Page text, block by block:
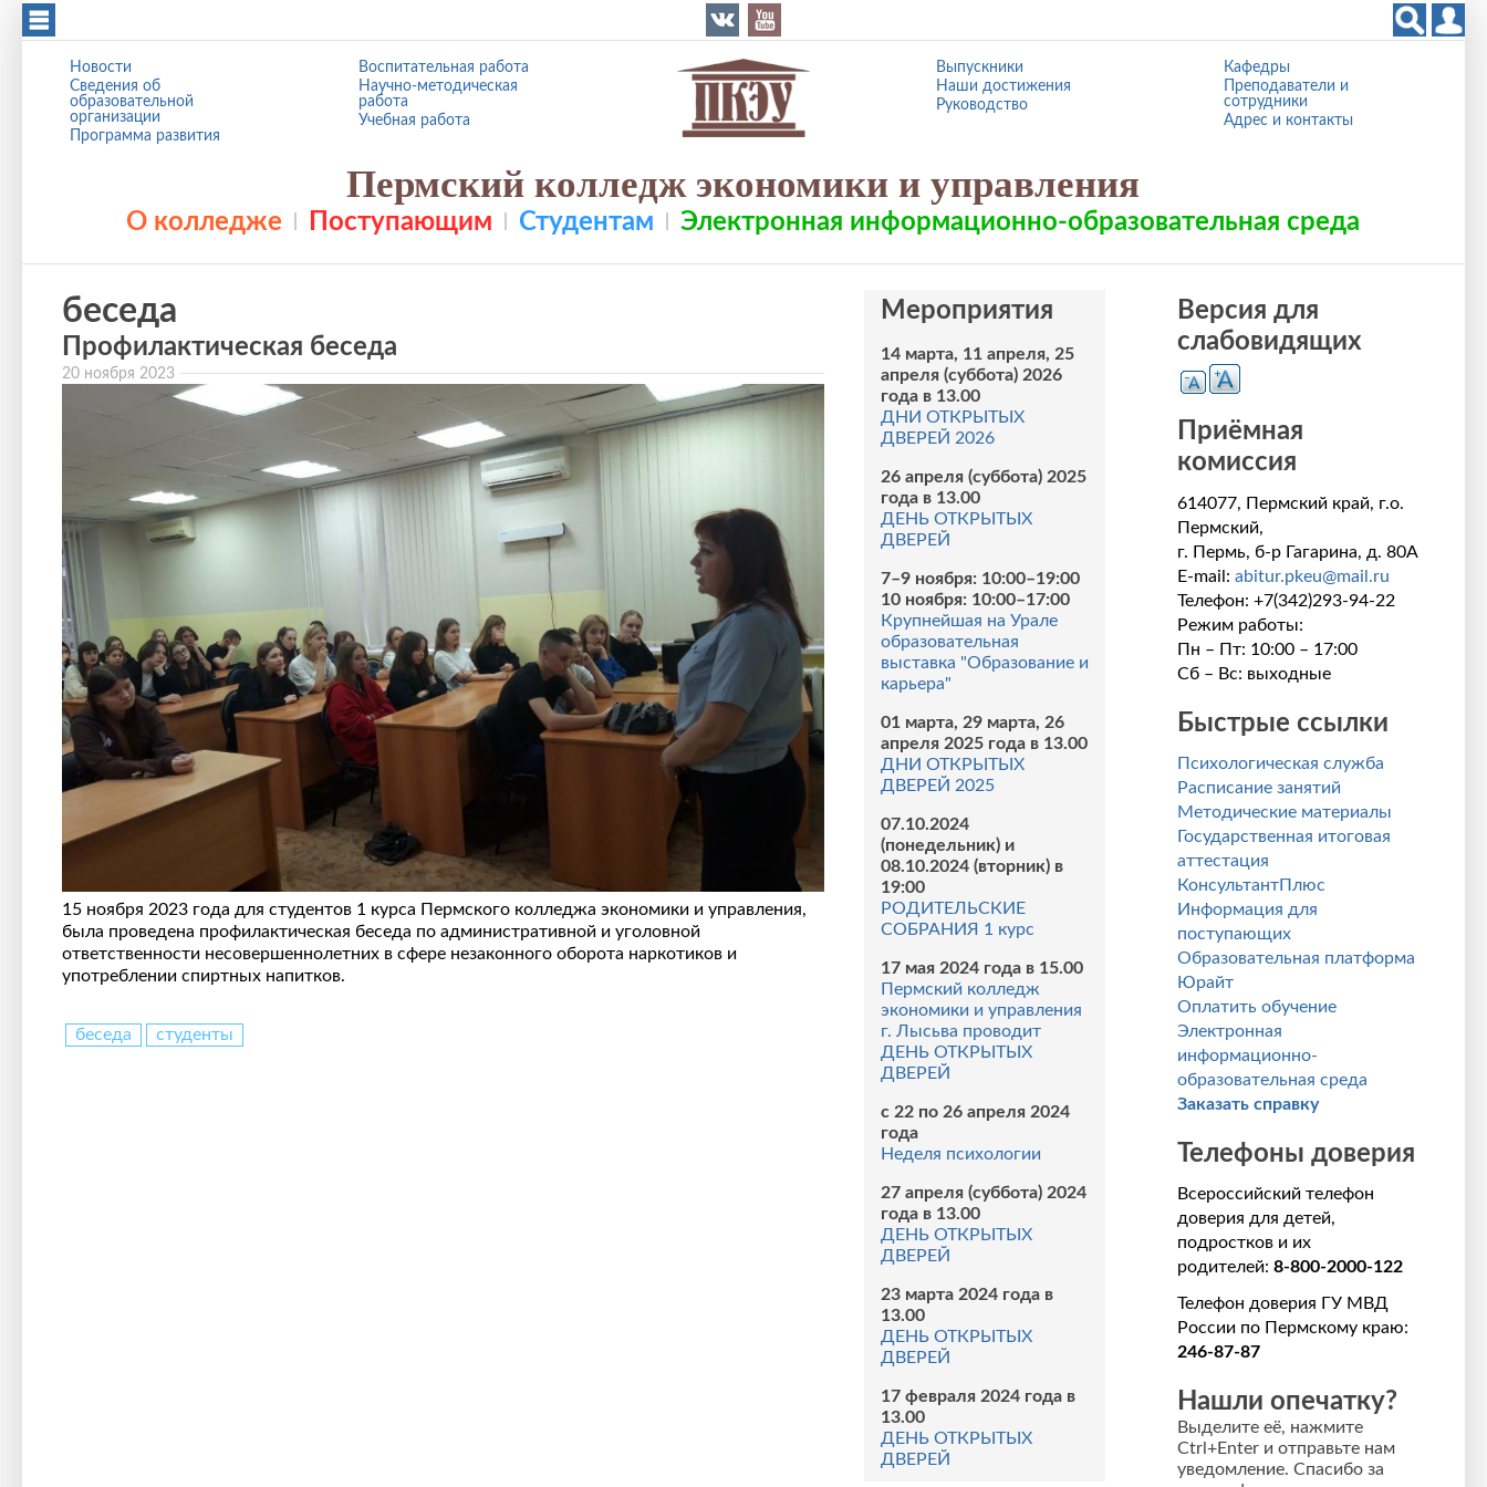
Перейти к основному содержанию
Новости
Сведения об
образовательной
организации
Программа развития
Воспитательная работа
Научно-методическая
работа
Учебная работа
Выпускники
Наши достижения
Руководство
Кафедры
Преподаватели и
сотрудники
Адрес и контакты
Пермский колледж экономики и управления
О колледже Поступающим Студентам Электронная информационно-образовательная среда
беседа
Профилактическая беседа
20 ноября 2023
15 ноября 2023 года для студентов 1 курса Пермского колледжа экономики и управления,
была проведена профилактическая беседа по административной и уголовной
ответственности несовершеннолетних в сфере незаконного оборота наркотиков и
употреблении спиртных напитков.
беседа студенты
Мероприятия
14 марта, 11 апреля, 25
апреля (суббота) 2026
года в 13.00
ДНИ ОТКРЫТЫХ
ДВЕРЕЙ 2026
26 апреля (суббота) 2025
года в 13.00
ДЕНЬ ОТКРЫТЫХ
ДВЕРЕЙ
7–9 ноября: 10:00–19:00
10 ноября: 10:00–17:00
Крупнейшая на Урале
образовательная
выставка "Образование и
карьера"
01 марта, 29 марта, 26
апреля 2025 года в 13.00
ДНИ ОТКРЫТЫХ
ДВЕРЕЙ 2025
07.10.2024
(понедельник) и
08.10.2024 (вторник) в
19:00
РОДИТЕЛЬСКИЕ
СОБРАНИЯ 1 курс
17 мая 2024 года в 15.00
Пермский колледж
экономики и управления
г. Лысьва проводит
ДЕНЬ ОТКРЫТЫХ
ДВЕРЕЙ
с 22 по 26 апреля 2024
года
Неделя психологии
27 апреля (суббота) 2024
года в 13.00
ДЕНЬ ОТКРЫТЫХ
ДВЕРЕЙ
23 марта 2024 года в
13.00
ДЕНЬ ОТКРЫТЫХ
ДВЕРЕЙ
17 февраля 2024 года в
13.00
ДЕНЬ ОТКРЫТЫХ
ДВЕРЕЙ
Версия для
слабовидящих
Приёмная
комиссия
614077, Пермский край, г.о.
Пермский,
г. Пермь, б-р Гагарина, д. 80А
E-mail: abitur.pkeu@mail.ru
Телефон: +7(342)293-94-22
Режим работы:
Пн – Пт: 10:00 – 17:00
Сб – Вс: выходные
Быстрые ссылки
Психологическая служба
Расписание занятий
Методические материалы
Государственная итоговая
аттестация
КонсультантПлюс
Информация для
поступающих
Образовательная платформа
Юрайт
Оплатить обучение
Электронная
информационно-
образовательная среда
Заказать справку
Телефоны доверия
Всероссийский телефон
доверия для детей,
подростков и их
родителей: 8-800-2000-122
Телефон доверия ГУ МВД
России по Пермскому краю:
246-87-87
Нашли опечатку?
Выделите её, нажмите
Ctrl+Enter и отправьте нам
уведомление. Спасибо за